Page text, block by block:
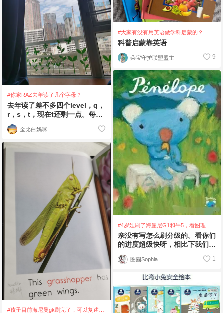
#你家RAZ去年读了几个字母？
去年读了差不多四个level，q，
r，s，t，现在t还剩一点。每天
就一篇，寒假穿插一点其他的。
t开始金比白妈咪
#孩子目前海尼曼gk刷完了，可以复述。
#大家有没有用英语做学科启蒙的？
科普启蒙靠英语
朵宝守护联盟盟主 9
#4岁娃刷了海曼尼G1和牛5，看图理解
意思，听不懂怎么办？
亲没有写怎么刷分级的。看你们
的进度超级快呀，相比下我们一
直磨磨蹭蹭慢悠悠在爬。我们一
直是边听边读
圈圈Sophia 1